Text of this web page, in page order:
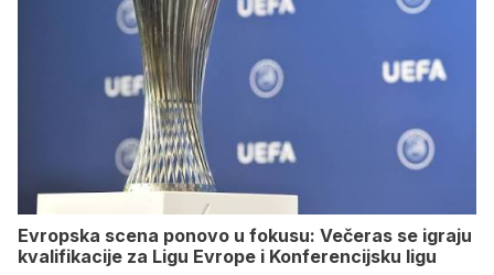
Evropska scena ponovo u fokusu: Večeras se igraju
kvalifikacije za Ligu Evrope i Konferencijsku ligu